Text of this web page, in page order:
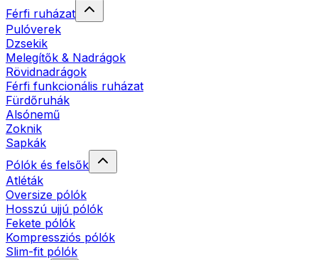
Férfi ruházat
Pulóverek
Dzsekik
Melegítők & Nadrágok
Rövidnadrágok
Férfi funkcionális ruházat
Fürdőruhák
Alsónemű
Zoknik
Sapkák
Pólók és felsők
Atléták
Oversize pólók
Hosszú ujjú pólók
Fekete pólók
Kompressziós pólók
Slim-fit pólók